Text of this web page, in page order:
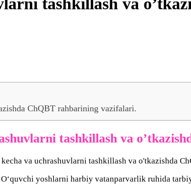
tashkillash va
ChQBT rahbarining vazifalari.
tashkillash va
yoshlarni harbiy vatanparvarlik ruhida